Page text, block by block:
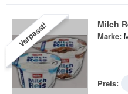
Verpasst! Milch
Marke:
Preis: